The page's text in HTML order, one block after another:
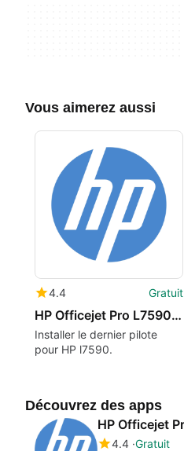
Vous aimerez aussi
4.4 Gratuit
HP Officejet Pro L7590 All-in-One Printer drivers
Installer le dernier pilote
pour HP l7590.
Découvrez des apps
4.4 Gratuit